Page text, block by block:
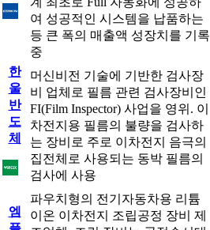
여 성공적인 시스템을 납품하는
등 큰 폭의 매출액 성장치를 기록
중
한
울
반
도
체
머신비전 기술에 기반한 검사장
비 업체로 필름 관련 검사장비인
FI(Film Inspector) 사업을 영위. 이
차전지용 필름의 불량을 검사하
는 장비로 주로 이차전지 음극의
집전체로 사용되는 동박 필름의
검사에 사용
엠
파우치형의 전기자동차용 리튬
이온 이차전지 조립공정 장비 제